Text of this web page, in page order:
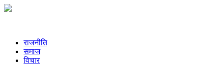
राजनीति
समाज
विचार